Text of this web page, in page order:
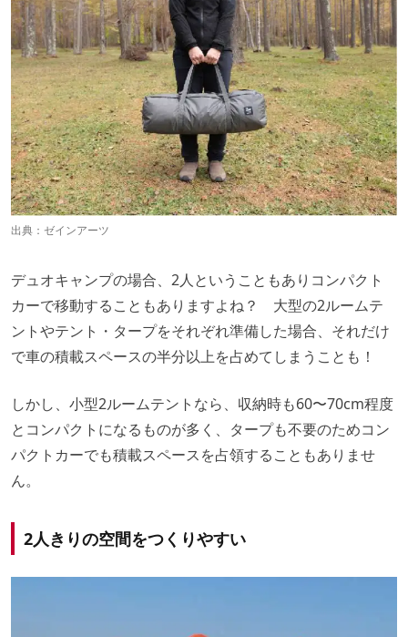
出典： ゼインアーツ
デュオキャンプの場合、2人ということもありコンパクト
カーで移動することもありますよね？ 大型の2ルームテ
ントやテント・タープをそれぞれ準備した場合、それだけ
で車の積載スペースの半分以上を占めてしまうことも！
しかし、小型2ルームテントなら、収納時も60〜70cm程度
とコンパクトになるものが多く、タープも不要のためコン
パクトカーでも積載スペースを占領することもありませ
ん。
2人きりの空間をつくりやすい